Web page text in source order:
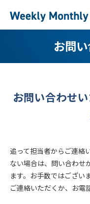
お問
お問い合わせ
追って担当者からご連絡
ない場合は、問い合わせ
ます。お手数ではござい
ご連絡いただくか、お電